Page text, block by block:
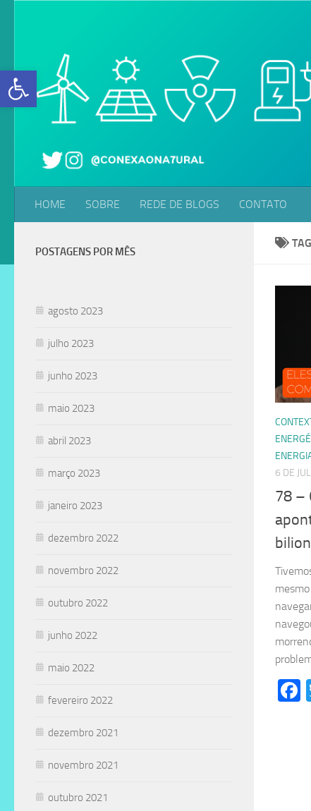
Abrir a barra de ferramentas
HOME SOBRE REDE DE BLOGS CONTATO
6 DE
78 –
POSTAGENS POR MÊS
agosto 2023
julho 2023
junho 2023
maio 2023
abril 2023
março 2023
janeiro 2023
dezembro 2022
novembro 2022
outubro 2022
junho 2022
maio 2022
fevereiro 2022
dezembro 2021
novembro 2021
outubro 2021